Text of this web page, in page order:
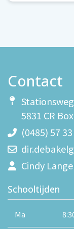
Contact
5831 CR
(0485) 57
Cindy
Schooltijden
Ma